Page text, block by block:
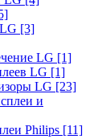
[3]
LG [1]
LG [1]
LG [23]
и
Philips [11]